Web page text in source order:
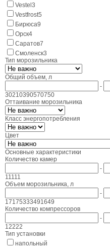
Vestel 3
Vestfrost5
Бирюса9
Орск4
Саратов7
Смоленск3
Тип морозильника
Общий объем, л
-
30210390570750
Оттаивание морозильника
Класс энергопотребления
Цвет
Основные характеристики
Количество камер
-
11111
Объем морозильника, л
-
17175333491649
Количество компрессоров
-
12222
Тип установки
напольный